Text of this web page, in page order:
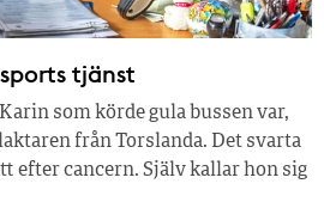
tjänst
som körde gula bussen var,
från Torslanda. Det svarta
efter cancern. Själv kallar hon sig